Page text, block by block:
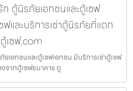
ตู้นิรภัยเอกชนและตู้เซฟ
ฟและบริการเช่าตู้นิรภัยที่แตก
เซฟ.com
เอกชนและตู้เซฟเอกชน มีบริการเช่าตู้เซฟ
จากตู้เซฟธนาคาร ตู